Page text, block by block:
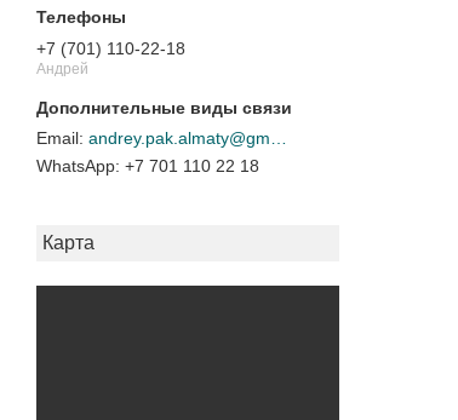
+7 (701) 110-22-18
Андрей
+7 701 110 22 18
Карта